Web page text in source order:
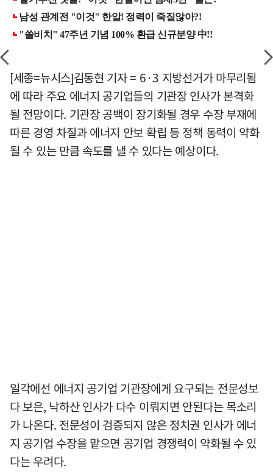
[세종=뉴시스]김동현 기자 = 6·3 지방선거가 마무리됨
에 따라 주요 에너지 공기업들의 기관장 인사가 본격화
될 전망이다. 기관장 공백이 장기화될 경우 수장 부재에
따른 경영 차질과 에너지 안보 확립 등 정책 동력이 약화
될 수 있는 만큼 속도를 낼 수 있다는 예상이다.
일각에선 에너지 공기업 기관장에게 요구되는 전문성보
다 보은, 낙하산 인사가 다수 이뤄지면 안된다는 목소리
가 나온다. 전문성이 검증되지 않은 정치권 인사가 에너
지 공기업 수장을 맡으면 공기업 경쟁력이 약화될 수 있
다는 우려다.